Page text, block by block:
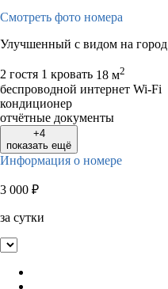
Смотреть фото номера
Улучшенный с видом на город
2 гостя 1 кровать 18 м2
беспроводной интернет Wi-Fi
кондиционер
отчётные документы
+4
показать ещё
Информация о номере
3 000 ₽
за сутки